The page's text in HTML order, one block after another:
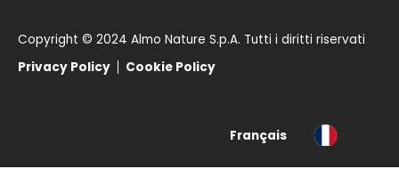
Copyright © 2024 Almo Nature S.p.A. Tutti i diritti riservati
Privacy Policy
Cookie Policy
Français